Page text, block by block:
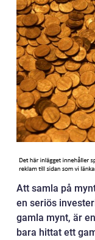
Att samla på
en seriös
gamla mynt, är
bara hittat ett